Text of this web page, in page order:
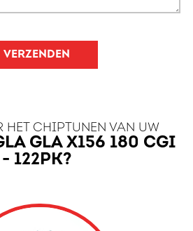
VERZENDEN
HET CHIPTUNEN VAN UW
GLA X156 180 CGI
- 122PK?